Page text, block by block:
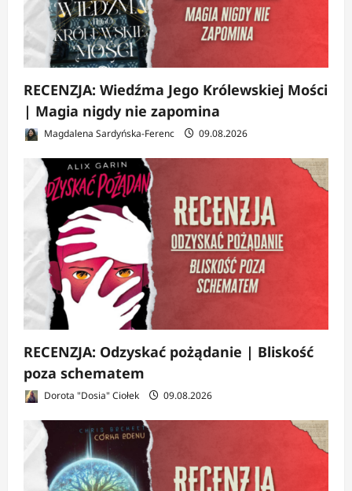
RECENZJA: Wiedźma Jego Królewskiej Mości
| Magia nigdy nie zapomina
Magdalena Sardyńska-Ferenc 09.08.2026
RECENZJA: Odzyskać pożądanie | Bliskość
poza schematem
Dorota "Dosia" Ciołek 09.08.2026